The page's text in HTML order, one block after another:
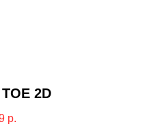
2D
р.